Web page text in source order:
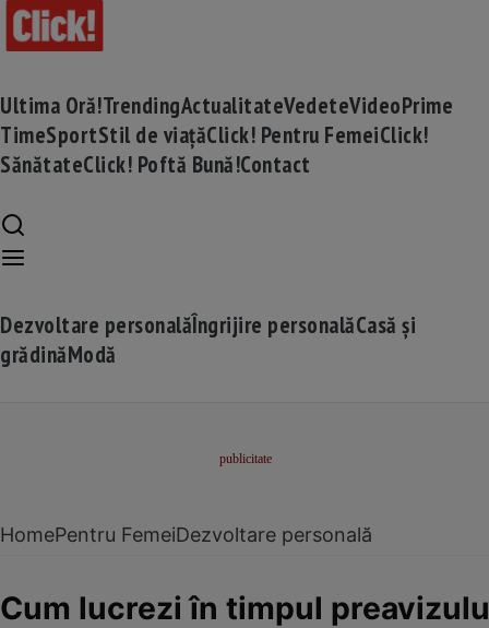
Ultima Oră!TrendingActualitateVedeteVideoPrime
TimeSportStil de viațăClick! Pentru FemeiClick!
SănătateClick! Poftă Bună!Contact
Dezvoltare personalăÎngrijire personalăCasă și
grădinăModă
HomePentru FemeiDezvoltare personală
Cum lucrezi în timpul